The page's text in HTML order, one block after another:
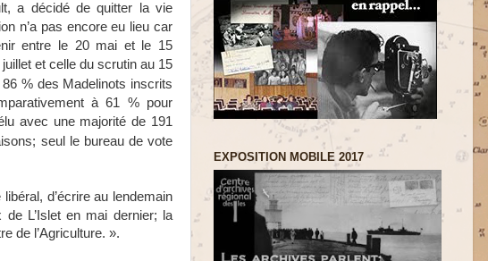
a décidé de quitter la vie
n’a pas encore eu lieu car
entre le 20 mai et le 15
et celle du scrutin au 15
% des Madelinots inscrits
à 61 % pour
avec une majorité de 191
seul le bureau de vote
libéral, d’écrire au lendemain
L’Islet en mai dernier; la
de l’Agriculture. ».
EXPOSITION MOBILE 2017